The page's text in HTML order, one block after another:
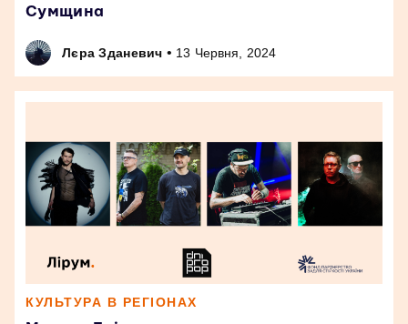
Сумщина
Лєра Зданевич • 13 Червня, 2024
КУЛЬТУРА В РЕГІОНАХ